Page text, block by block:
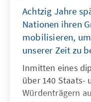
Achtzig Jahre
Nationen ihren
mobilisieren,
unserer Zeit zu
Inmitten eines
über 140 Staats-
Würdenträgern